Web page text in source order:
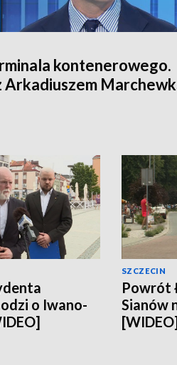
kontenerowego.
Arkadiuszem
o Iwano-
SZCZECIN
Powrót
Sianów
[WIDEO]